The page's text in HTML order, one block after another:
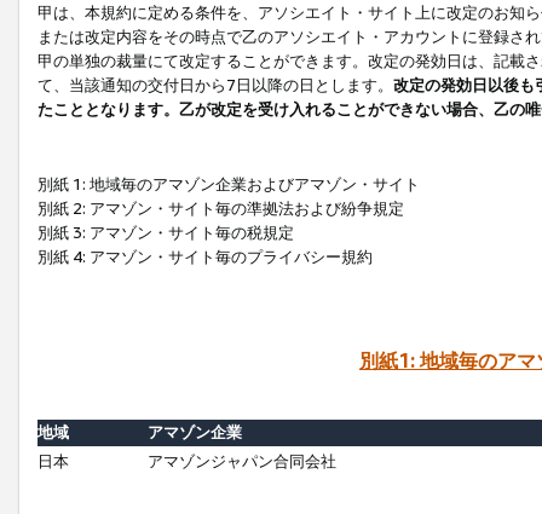
甲は、本規約に定める条件を、アソシエイト・サイト上に改定のお知
または改定内容をその時点で乙のアソシエイト・アカウントに登録さ
甲の単独の裁量にて改定することができます。改定の発効日は、記載
て、当該通知の交付日から7日以降の日とします。 改定の発効日以後も
たこととなります。乙が改定を受け入れることができない場合、乙の
別紙 1: 地域毎のアマゾン企業およびアマゾン・サイト
別紙 2: アマゾン・サイト毎の準拠法および紛争規定
別紙 3: アマゾン・サイト毎の税規定
別紙 4: アマゾン・サイト毎のプライバシー規約
別紙1: 地域毎のア
地域
アマゾン企業
日本
アマゾンジャパン合同会社